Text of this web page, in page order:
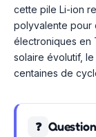
cette pile Li-ion
polyvalente pour
électroniques en
solaire évolutif,
centaines de
❓